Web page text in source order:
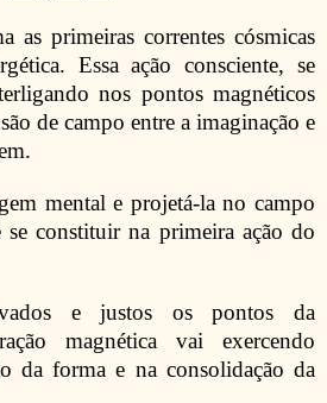
as primeiras correntes cósmicas
Essa ação consciente, se
nos pontos magnéticos
de campo entre a imaginação e
mental e projetá-la no campo
constituir na primeira ação do
e justos os pontos da
magnética vai exercendo
da forma e na consolidação da